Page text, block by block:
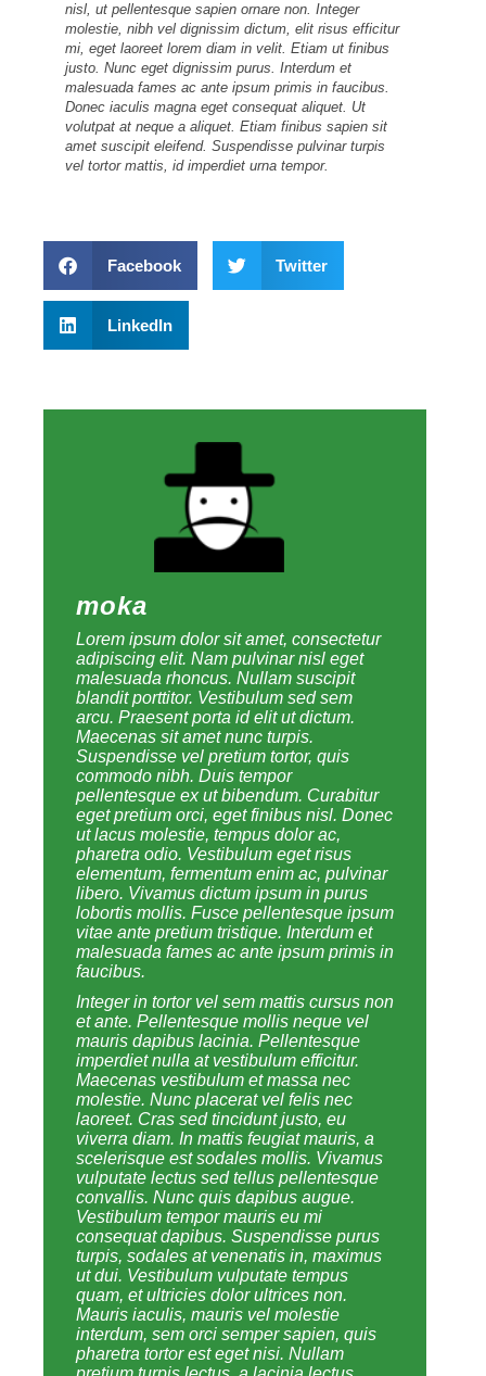
nisl, ut pellentesque sapien ornare non. Integer
molestie, nibh vel dignissim dictum, elit risus efficitur
mi, eget laoreet lorem diam in velit. Etiam ut finibus
justo. Nunc eget dignissim purus. Interdum et
malesuada fames ac ante ipsum primis in faucibus.
Donec iaculis magna eget consequat aliquet. Ut
volutpat at neque a aliquet. Etiam finibus sapien sit
amet suscipit eleifend. Suspendisse pulvinar turpis
vel tortor mattis, id imperdiet urna tempor.
Facebook Twitter
LinkedIn
moka
Lorem ipsum dolor sit amet, consectetur
adipiscing elit. Nam pulvinar nisl eget
malesuada rhoncus. Nullam suscipit
blandit porttitor. Vestibulum sed sem
arcu. Praesent porta id elit ut dictum.
Maecenas sit amet nunc turpis.
Suspendisse vel pretium tortor, quis
commodo nibh. Duis tempor
pellentesque ex ut bibendum. Curabitur
eget pretium orci, eget finibus nisl. Donec
ut lacus molestie, tempus dolor ac,
pharetra odio. Vestibulum eget risus
elementum, fermentum enim ac, pulvinar
libero. Vivamus dictum ipsum in purus
lobortis mollis. Fusce pellentesque ipsum
vitae ante pretium tristique. Interdum et
malesuada fames ac ante ipsum primis in
faucibus.
Integer in tortor vel sem mattis cursus non
et ante. Pellentesque mollis neque vel
mauris dapibus lacinia. Pellentesque
imperdiet nulla at vestibulum efficitur.
Maecenas vestibulum et massa nec
molestie. Nunc placerat vel felis nec
laoreet. Cras sed tincidunt justo, eu
viverra diam. In mattis feugiat mauris, a
scelerisque est sodales mollis. Vivamus
vulputate lectus sed tellus pellentesque
convallis. Nunc quis dapibus augue.
Vestibulum tempor mauris eu mi
consequat dapibus. Suspendisse purus
turpis, sodales at venenatis in, maximus
ut dui. Vestibulum vulputate tempus
quam, et ultricies dolor ultrices non.
Mauris iaculis, mauris vel molestie
interdum, sem orci semper sapien, quis
pharetra tortor est eget nisi. Nullam